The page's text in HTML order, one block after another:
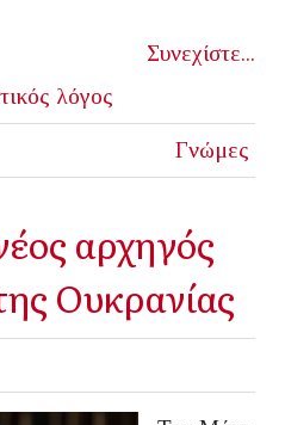
Συνεχίστε...
λόγος
Γνώμες
αρχηγός
Ουκρανίας